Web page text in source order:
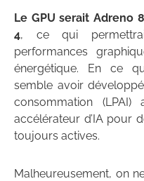
Le GPU serait Adreno
4, ce qui
performances
énergétique. En ce
semble avoir
consommation
accélérateur d’IA pour
toujours actives.
Malheureusement, on